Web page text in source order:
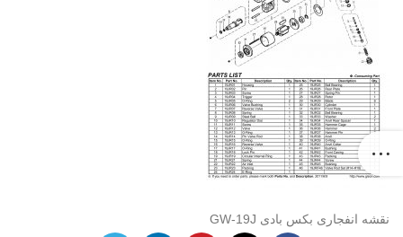
نقشه انفجاری بکس بادی GW-19J